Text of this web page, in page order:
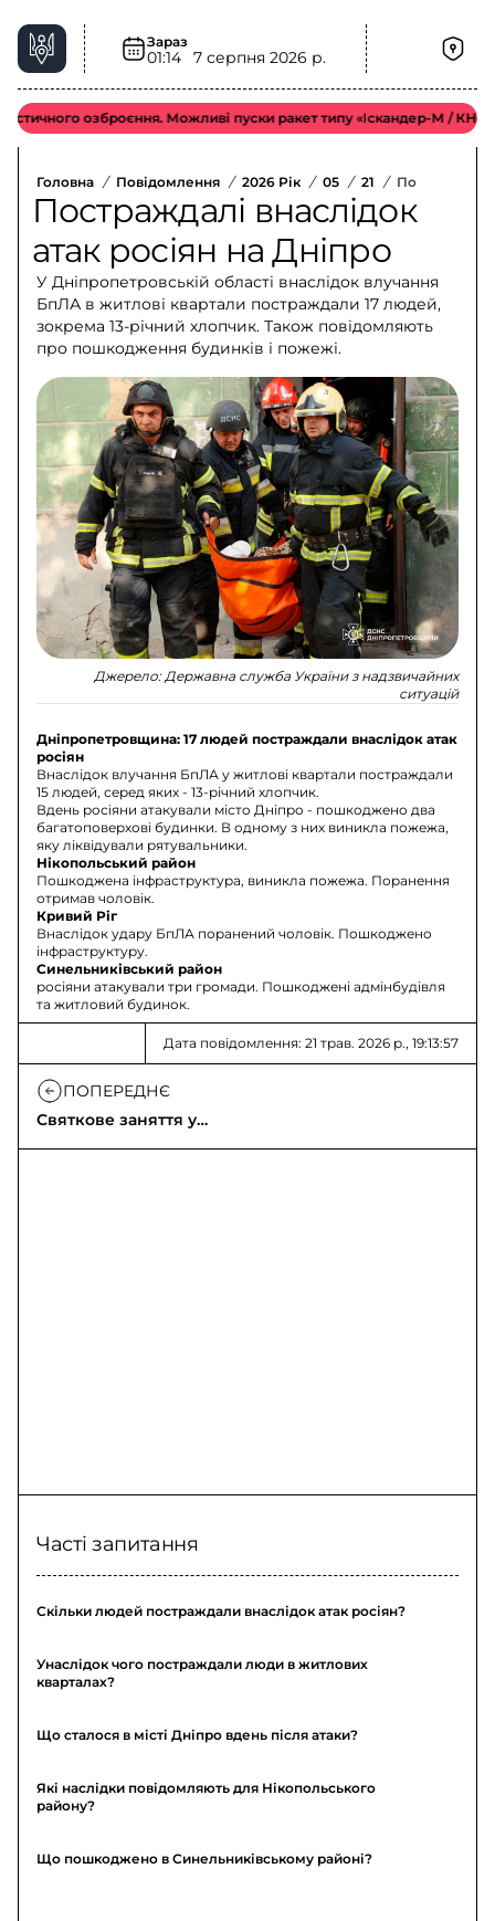
Зараз
01:14 7 серпня 2026 р.
озброєння. Можливі пуски ракет типу «Іскандер-М / КН-23 /
Головна / Повідомлення / 2026 Рік / 05 / 21 / Постраждалі
Постраждалі внаслідок
атак росіян на Дніпро
У Дніпропетровській області внаслідок влучання
БпЛА в житлові квартали постраждали 17 людей,
зокрема 13-річний хлопчик. Також повідомляють
про пошкодження будинків і пожежі.
Джерело: Державна служба України з надзвичайних
ситуацій
Дніпропетровщина: 17 людей постраждали внаслідок атак
росіян
Внаслідок влучання БпЛА у житлові квартали постраждали
15 людей, серед яких - 13-річний хлопчик.
Вдень росіяни атакували місто Дніпро - пошкоджено два
багатоповерхові будинки. В одному з них виникла пожежа,
яку ліквідували рятувальники.
Нікопольський район
Пошкоджена інфраструктура, виникла пожежа. Поранення
отримав чоловік.
Кривий Ріг
Внаслідок удару БпЛА поранений чоловік. Пошкоджено
інфраструктуру.
Синельниківський район
росіяни атакували три громади. Пошкоджені адмінбудівля
та житловий будинок.
Дата повідомлення: 21 трав. 2026 р., 19:13:57
ПОПЕРЕДНЄ
Святкове заняття у
Класі безпеки
Часті запитання
Скільки людей постраждали внаслідок атак росіян?
Унаслідок чого постраждали люди в житлових
кварталах?
Що сталося в місті Дніпро вдень після атаки?
Які наслідки повідомляють для Нікопольського
району?
Що пошкоджено в Синельниківському районі?